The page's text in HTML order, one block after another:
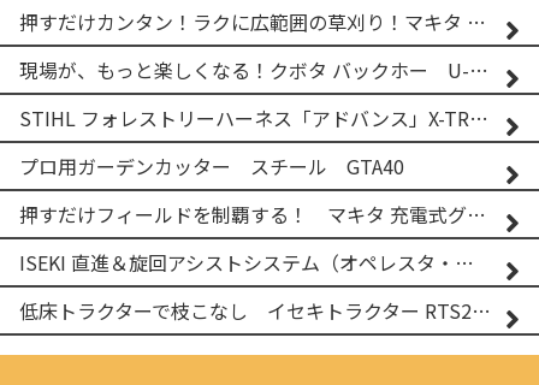
押すだけカンタン！ラクに広範囲の草刈り！マキタ バッテリー式草刈り機 MUG001G 2
現場が、もっと楽しくなる！クボタ バックホー U-25-3A
STIHL フォレストリーハーネス「アドバンス」X-TREEm
プロ用ガーデンカッター スチール GTA40
押すだけフィールドを制覇する！ マキタ 充電式グランドトリマー MUG001G
ISEKI 直進＆旋回アシストシステム（オペレスタ・ターン）搭載 イセキ 乗用田植機 PRJ8D-ZJL
低床トラクターで枝こなし イセキトラクター RTS205NS & フレールモア FNC1202F